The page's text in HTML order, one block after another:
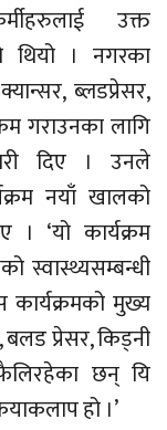
उक्त
थियो । नगरका
ब्लडप्रेसर,
गराउनका लागि
दिए । उनले
नयाँ खालको
। ‘यो कार्यक्रम
स्वास्थ्यसम्बन्धी
कार्यक्रमको मुख्य
बलड प्रेसर, किड्नी
छन् यि
हो ।’